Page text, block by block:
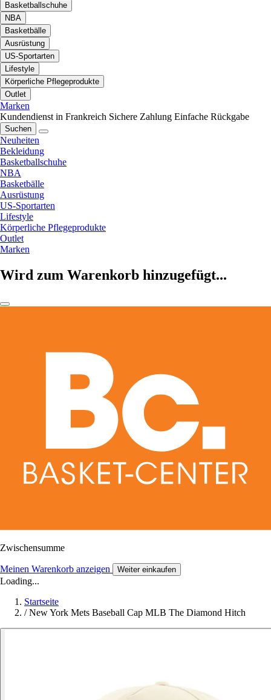
Basketballschuhe
NBA
Basketbälle
Ausrüstung
US-Sportarten
Lifestyle
Körperliche Pflegeprodukte
Outlet
Marken
Kundendienst in Frankreich Sichere Zahlung Einfache Rückgabe
Suchen
Neuheiten
Bekleidung
Basketballschuhe
NBA
Basketbälle
Ausrüstung
US-Sportarten
Lifestyle
Körperliche Pflegeprodukte
Outlet
Marken
Wird zum Warenkorb hinzugefügt...
Zwischensumme
Meinen Warenkorb anzeigen Weiter einkaufen
Loading...
Startseite
/ New York Mets Baseball Cap MLB The Diamond Hitch